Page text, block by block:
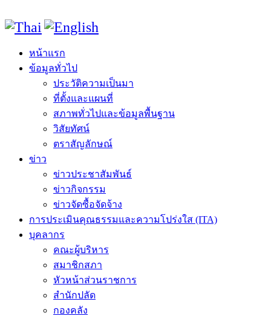
หน้าแรก
ข้อมูลทั่วไป
ประวัติความเป็นมา
ที่ตั้งและแผนที่
สภาพทั่วไปและข้อมูลพื้นฐาน
วิสัยทัศน์
ตราสัญลักษณ์
ข่าว
ข่าวประชาสัมพันธ์
ข่าวกิจกรรม
ข่าวจัดซื้อจัดจ้าง
การประเมินคุณธรรมและความโปร่งใส (ITA)
บุคลากร
คณะผู้บริหาร
สมาชิกสภา
หัวหน้าส่วนราชการ
สำนักปลัด
กองคลัง